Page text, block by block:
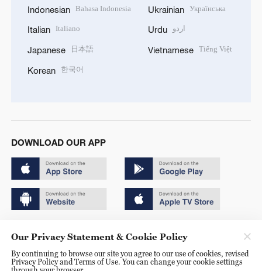
Indonesian Bahasa Indonesia
Italian Italiano
Japanese 日本語
Korean 한국어
Ukrainian Українська
Urdu اردو
Vietnamese Tiếng Việt
DOWNLOAD OUR APP
京ICP备20000184号
京公网安备 11010502050052号
Our Privacy Statement & Cookie Policy
By continuing to browse our site you agree to our use of cookies, revised
Privacy Policy and Terms of Use. You can change your cookie settings